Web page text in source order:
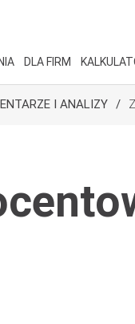
DLA FIRM
I ANALIZY